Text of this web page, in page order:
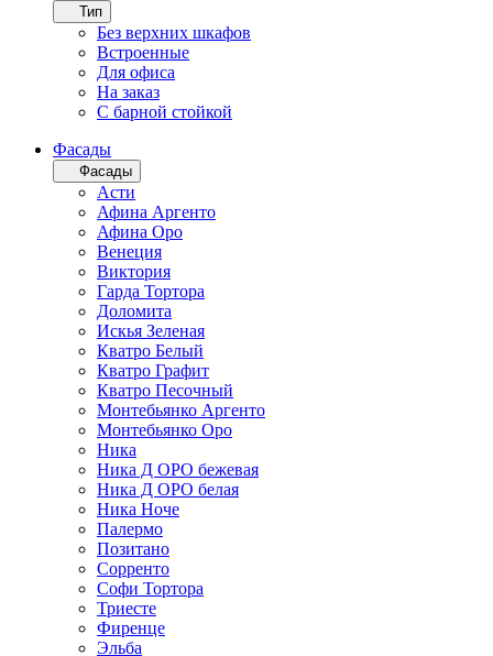
Тип
Без верхних шкафов
Встроенные
Для офиса
На заказ
С барной стойкой
Фасады
Фасады
Асти
Афина Аргенто
Афина Оро
Венеция
Виктория
Гарда Тортора
Доломита
Искья Зеленая
Кватро Белый
Кватро Графит
Кватро Песочный
Монтебьянко Аргенто
Монтебьянко Оро
Ника
Ника Д ОРО бежевая
Ника Д ОРО белая
Ника Ноче
Палермо
Позитано
Сорренто
Софи Тортора
Триесте
Фиренце
Эльба